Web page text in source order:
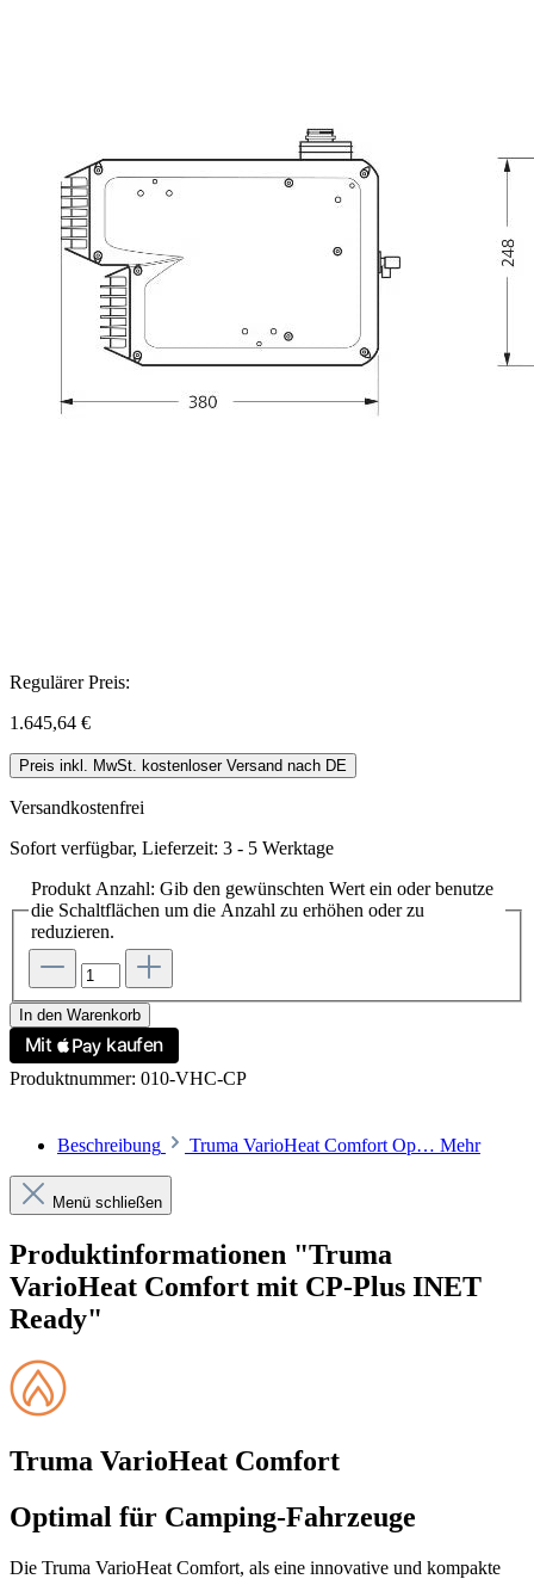
Regulärer Preis:
1.645,64 €
Preis inkl. MwSt. kostenloser Versand nach DE
Versandkostenfrei
Sofort verfügbar, Lieferzeit: 3 - 5 Werktage
Produkt Anzahl: Gib den gewünschten Wert ein oder benutze
die Schaltflächen um die Anzahl zu erhöhen oder zu
reduzieren.
In den Warenkorb
Produktnummer: 010-VHC-CP
Beschreibung Truma VarioHeat Comfort Op… Mehr
Menü schließen
Produktinformationen "Truma
VarioHeat Comfort mit CP-Plus INET
Ready"
Truma VarioHeat Comfort
Optimal für Camping-Fahrzeuge
Die Truma VarioHeat Comfort, als eine innovative und kompakte